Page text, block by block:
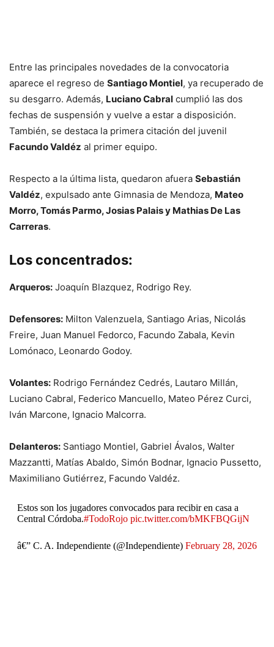
Entre las principales novedades de la convocatoria
aparece el regreso de Santiago Montiel, ya recuperado de
su desgarro. Además, Luciano Cabral cumplió las dos
fechas de suspensión y vuelve a estar a disposición.
También, se destaca la primera citación del juvenil
Facundo Valdéz al primer equipo.
Respecto a la última lista, quedaron afuera Sebastián
Valdéz, expulsado ante Gimnasia de Mendoza, Mateo
Morro, Tomás Parmo, Josias Palais y Mathias De Las
Carreras.
Los concentrados:
Arqueros: Joaquín Blazquez, Rodrigo Rey.
Defensores: Milton Valenzuela, Santiago Arias, Nicolás
Freire, Juan Manuel Fedorco, Facundo Zabala, Kevin
Lomónaco, Leonardo Godoy.
Volantes: Rodrigo Fernández Cedrés, Lautaro Millán,
Luciano Cabral, Federico Mancuello, Mateo Pérez Curci,
Iván Marcone, Ignacio Malcorra.
Delanteros: Santiago Montiel, Gabriel Ávalos, Walter
Mazzantti, Matías Abaldo, Simón Bodnar, Ignacio Pussetto,
Maximiliano Gutiérrez, Facundo Valdéz.
Estos son los jugadores convocados para recibir en casa a
Central Córdoba.#TodoRojo pic.twitter.com/bMKFBQGijN
â€” C. A. Independiente (@Independiente) February 28, 2026